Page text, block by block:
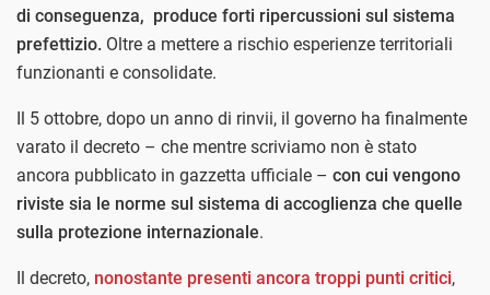
di conseguenza, produce forti ripercussioni sul sistema
prefettizio. Oltre a mettere a rischio esperienze territoriali
funzionanti e consolidate.
Il 5 ottobre, dopo un anno di rinvii, il governo ha finalmente
varato il decreto – che mentre scriviamo non è stato
ancora pubblicato in gazzetta ufficiale – con cui vengono
riviste sia le norme sul sistema di accoglienza che quelle
sulla protezione internazionale.
Il decreto, nonostante presenti ancora troppi punti critici,